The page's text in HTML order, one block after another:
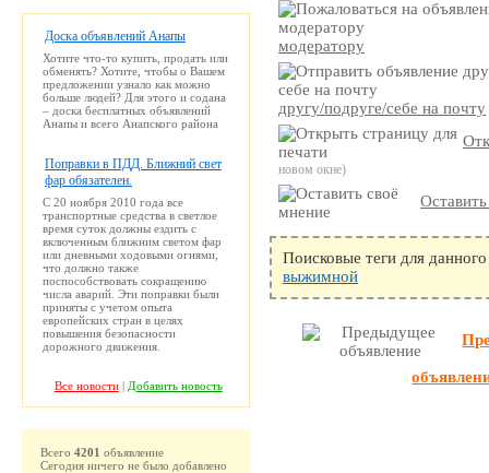
модератору
другу/подруге/себе на почту
новом окне)
Поисковые теги для
выжимной
Доска объявлений Анапы
Хотите что-то купить, продать или
обменять? Хотите, чтобы о Вашем
предложении узнало как можно
больше людей? Для этого и содана
– доска бесплатных объявлений
Анапы и всего Анапского района
Поправки в ПДД. Ближний свет
фар обязателен.
С 20 ноября 2010 года все
транспортные средства в светлое
время суток должны ездить с
включенным ближним светом фар
или дневными ходовыми огнями,
что должно также
поспособствовать сокращению
числа аварий. Эти поправки были
приняты с учетом опыта
европейских стран в целях
повышения безопасности
дорожного движения.
Все новости| Добавить новость
Всего 4201 объявление
Сегодня ничего не было добавлено